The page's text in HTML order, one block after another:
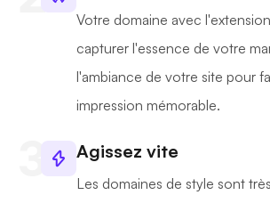
Votre domaine avec
capturer l'essence de votre
l'ambiance de votre site pour
impression mémorable.
Agissez vite
Les domaines de style sont